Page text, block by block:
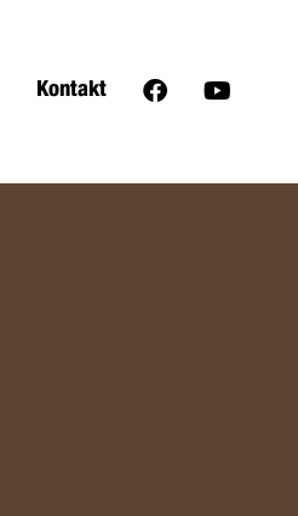
Kontakt